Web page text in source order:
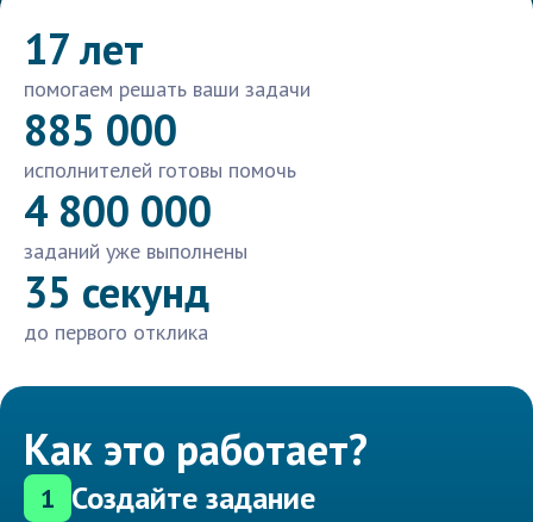
17 лет
помогаем решать ваши задачи
885 000
исполнителей готовы помочь
4 800 000
заданий уже выполнены
35 секунд
до первого отклика
Как это работает?
1 Создайте задание